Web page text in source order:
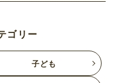
ゴリー
子ども